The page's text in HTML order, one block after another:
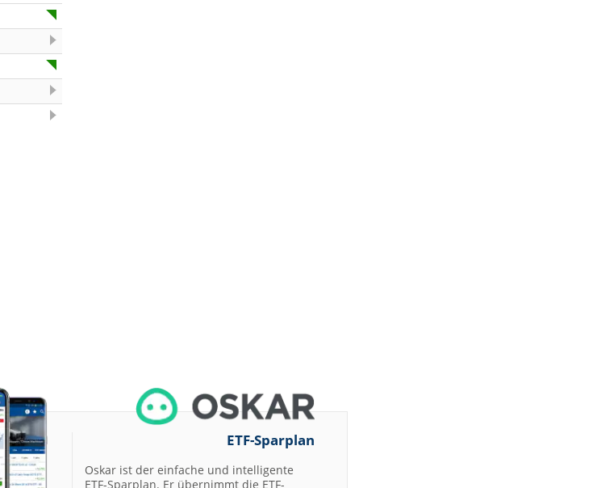
07.08.26
RENK Kaufen
DZ BANK
07.08.26
SGL Carbon Hold
Company
Inc.
07.08.26
Scout24 Kaufen
DZ BANK
ETF-Sparplan
Oskar ist der einfache und intelligente
ETF-Sparplan. Er übernimmt die ETF-